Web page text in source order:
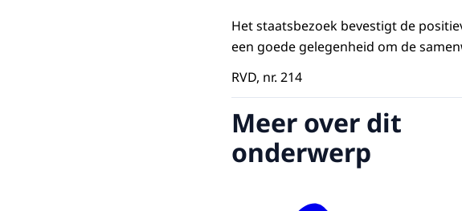
Het staatsbezoek bevestigt de
een goede gelegenheid om de
RVD, nr. 214
Meer over dit
onderwerp